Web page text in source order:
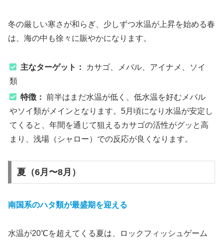
冬の厳しい寒さが和らぎ、少しずつ水温が上昇を始める春
は、海の中も徐々に賑やかになります。
主なターゲット：
カサゴ、メバル、アイナメ、ソイ
類
特徴： 前半はまだ水温が低く、低水温を好むメバル
やソイ類がメインとなります。5月頃になり水温が安定し
てくると、年間を通じて狙えるカサゴの活性がグッと高
まり、浅場（シャロー）での反応が良くなります。
夏（6月〜8月）
南国系のハタ類が最盛期を迎える
水温が20℃を超えてくる夏は、ロックフィッシュゲーム